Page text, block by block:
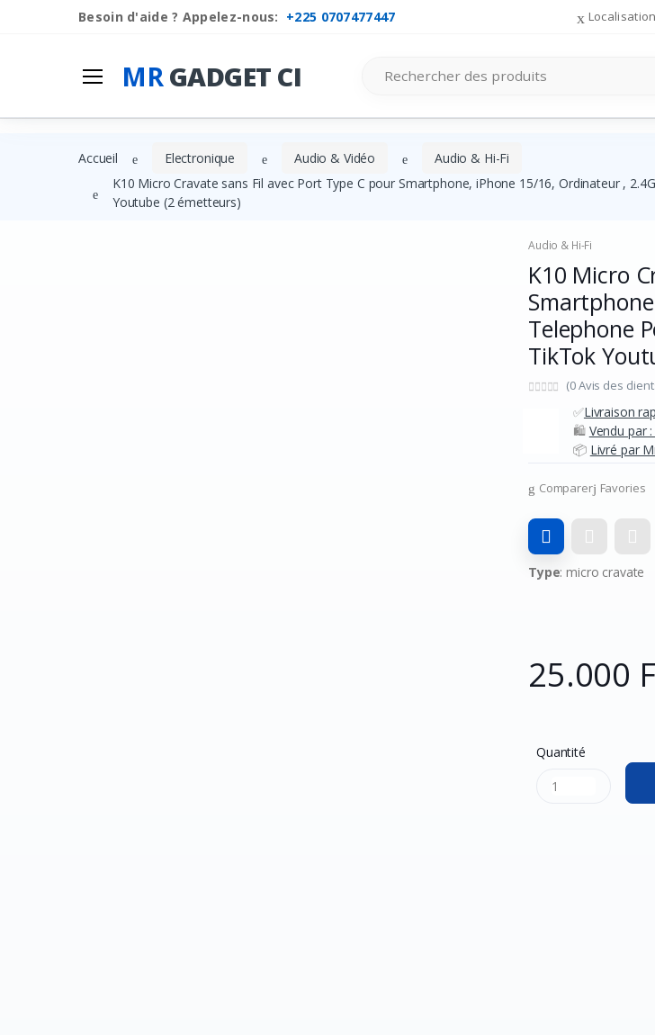
Besoin d'aide ? Appelez-nous: +225 0707477447
MRGADGET CI
Gadget Ci
Les Categories
Accueil Electronique Audio & Vidéo
Audio & Hi-Fi
K10 Micro Cravate sans Fil avec Port Type C pour Smartphone, iPhone 15/16, Ordinateur ,
Youtube (2 émetteurs)
Audio & Hi-Fi
K10 Micro
Telephone
TikTok
(0 Avis des
✅Livraison
🛍️ Vendu par
📦 Livré par
Comparer Favories
Type: micro cravate
25.000
Quantité